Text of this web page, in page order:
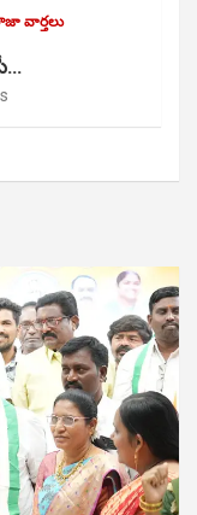
వార్తలు